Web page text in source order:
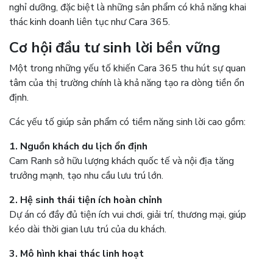
nghỉ dưỡng, đặc biệt là những sản phẩm có khả năng khai
thác kinh doanh liên tục như Cara 365.
Cơ hội đầu tư sinh lời bền vững
Một trong những yếu tố khiến Cara 365 thu hút sự quan
tâm của thị trường chính là khả năng tạo ra dòng tiền ổn
định.
Các yếu tố giúp sản phẩm có tiềm năng sinh lời cao gồm:
1. Nguồn khách du lịch ổn định
Cam Ranh sở hữu lượng khách quốc tế và nội địa tăng
trưởng mạnh, tạo nhu cầu lưu trú lớn.
2. Hệ sinh thái tiện ích hoàn chỉnh
Dự án có đầy đủ tiện ích vui chơi, giải trí, thương mại, giúp
kéo dài thời gian lưu trú của du khách.
3. Mô hình khai thác linh hoạt